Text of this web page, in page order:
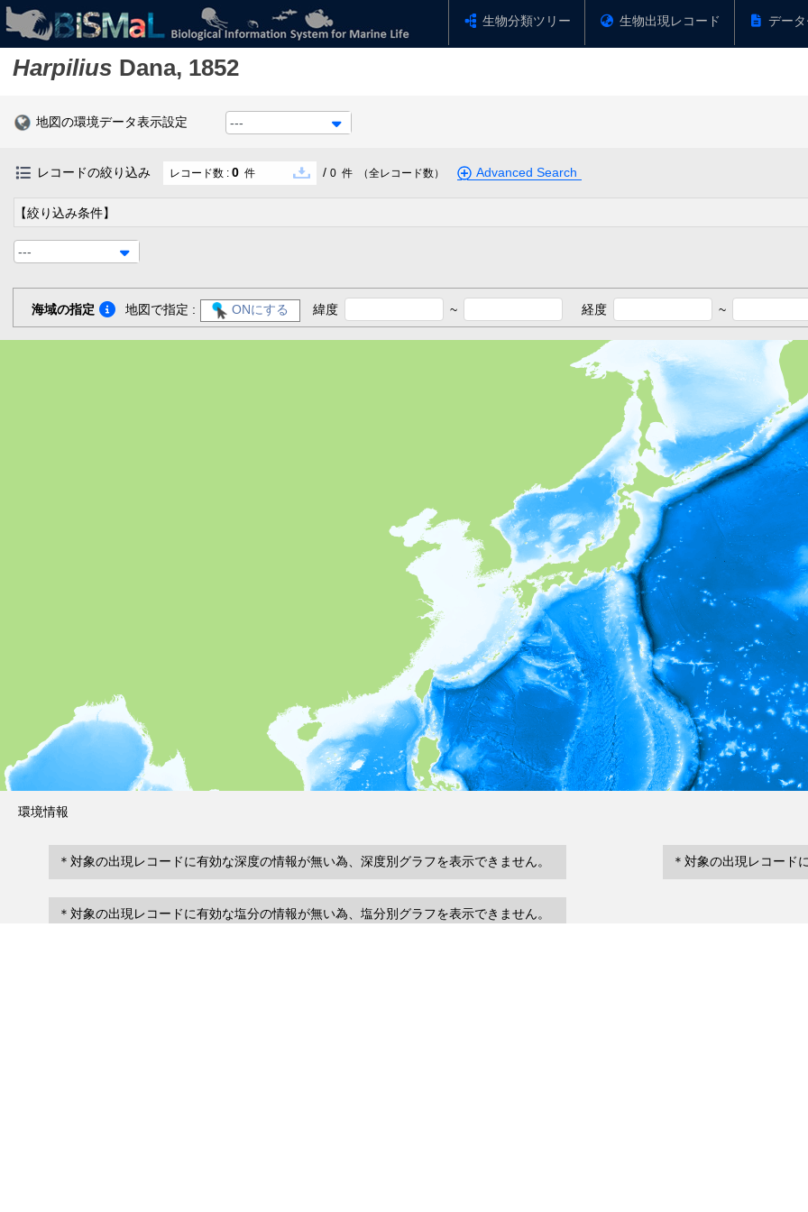
生物分類ツリー 生物出現レコード デー
Harpilius Dana, 1852
地図の環境データ表示設定 ---
レコードの絞り込み レコード数 : 0 件 / 0 件 （全レコード数） Advanced Search
【絞り込み条件】
---
海域の指定 地図で指定 : ONにする 緯度 ~ 経度 ~
環境情報
＊対象の出現レコードに有効な深度の情報が無い為、深度別グラフを表示できません。 ＊対象の出現レコード
＊対象の出現レコードに有効な塩分の情報が無い為、塩分別グラフを表示できません。